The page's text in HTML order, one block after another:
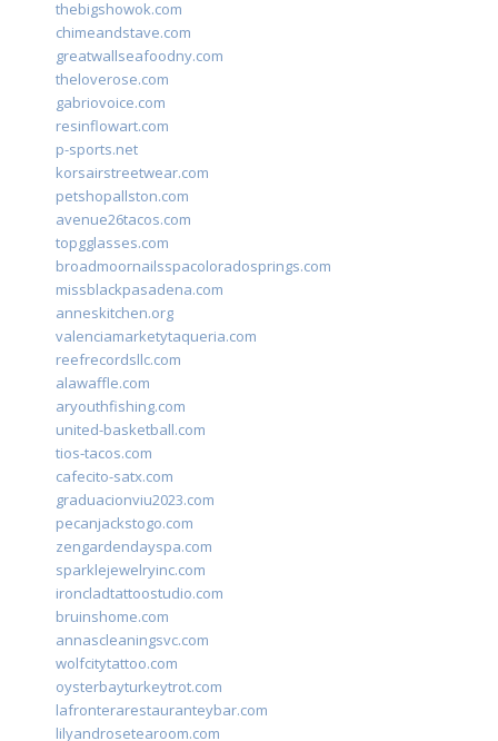
thebigshowok.com
chimeandstave.com
greatwallseafoodny.com
theloverose.com
gabriovoice.com
resinflowart.com
p-sports.net
korsairstreetwear.com
petshopallston.com
avenue26tacos.com
topgglasses.com
broadmoornailsspacoloradosprings.com
missblackpasadena.com
anneskitchen.org
valenciamarketytaqueria.com
reefrecordsllc.com
alawaffle.com
aryouthfishing.com
united-basketball.com
tios-tacos.com
cafecito-satx.com
graduacionviu2023.com
pecanjackstogo.com
zengardendayspa.com
sparklejewelryinc.com
ironcladtattoostudio.com
bruinshome.com
annascleaningsvc.com
wolfcitytattoo.com
oysterbayturkeytrot.com
lafronterarestauranteybar.com
lilyandrosetearoom.com